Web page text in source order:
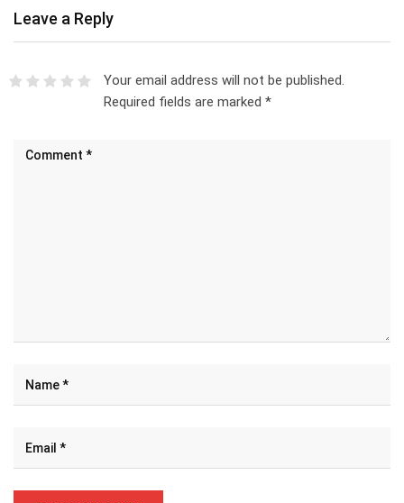
Leave a Reply
Your email address will not be published.
Required fields are marked *